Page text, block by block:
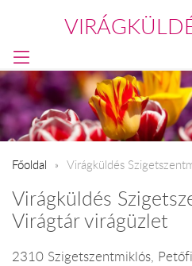
Főoldal Virágküldés
Virágküldés
Virágtár virágüzlet
2310 Szigetszentmiklós,